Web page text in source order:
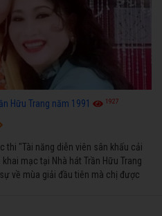
Hữu Trang năm 1991 1927
thi "Tài năng diễn viên sân khấu cải
mạc tại Nhà hát Trần Hữu Trang
về mùa giải đầu tiên mà chị được